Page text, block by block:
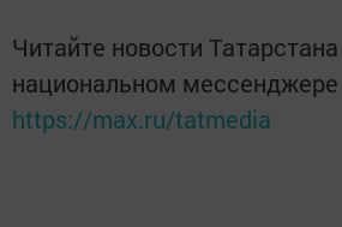
Читайте новости
национальном
https://max.ru/tatmedia